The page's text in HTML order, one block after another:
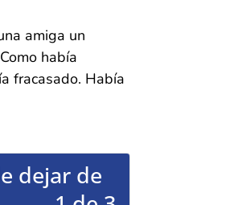
amiga un
había
fracasado. Había